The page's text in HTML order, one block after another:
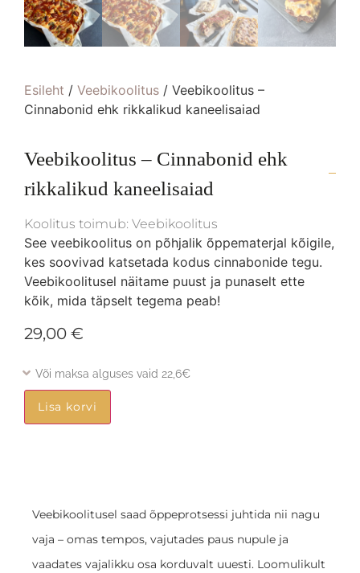
Esileht / Veebikoolitus / Veebikoolitus –
Cinnabonid ehk rikkalikud kaneelisaiad
Veebikoolitus – Cinnabonid ehk
rikkalikud kaneelisaiad
Koolitus toimub: Veebikoolitus
See veebikoolitus on põhjalik õppematerjal kõigile,
kes soovivad katsetada kodus cinnabonide tegu.
Veebikoolitusel näitame puust ja punaselt ette
kõik, mida täpselt tegema peab!
29,00 €
Või maksa alguses vaid 22,6€
Lisa korvi
Veebikoolitusel saad õppeprotsessi juhtida nii nagu
vaja – omas tempos, vajutades paus nupule ja
vaadates vajalikku osa korduvalt uuesti. Loomulikult